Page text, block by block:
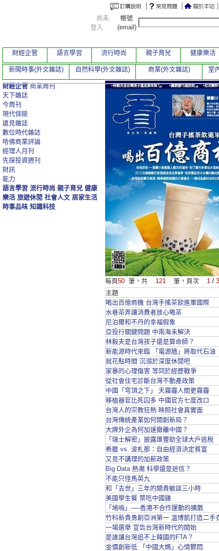
每頁50 筆，共 121 筆，頁次 1 /
主題
喝出百億商機 台灣手搖茶飲進軍國際
水巷茶弄讓消費者放心喝茶
尼泊爾和不丹的幸福假象
亞投行關鍵問題 中南海未解決
林毅夫是台灣孩子還是算命師？
新能源時代來臨 「電源牆」將取代石油
就花點時間 沉溺於深度休閒吧
家暴的心理傷害 等同於經歷戰爭
從社會住宅診斷台灣不動產政策
中國「穹頂之下」 天霧霾人間更霧霾
移植器官比死囚多 中國官方七度改口
台灣人的宗教狂熱 映照社會真實面
台灣傳統產業如何開創新局？
大牌外企為何加速撤離中國？
「瑞士解密」披露匯豐助全球大戶逃稅
希臘 vs. 波札那：自由經濟決定貧富
又見不講理的加薪政策
Big Data 熱潮 科學還是迷信？
不能只怪馬英九
和「去世」三年的關貴敏談三小時
美國學生餐 禁吃中國雞
「鳩嗚」──香港不合作運動的擴散
竹科新貴勇創亞洲第一 溫博凱打造二手
一場選舉 宣告台灣新時代的開始
是誰讓台灣追不上韓國的FTA？
金價創新低 「中國大媽」心情鬱悶
財經企管 商業周刊
天下雜誌
今周刊
現代保險
遠見雜誌
數位時代雜誌
哈佛商業評論
經理人月刊
先探投資週刊
財訊
能力
語言學習 流行時尚 親子育兒 健康
樂活 旅遊休閒 社會人文 居家生活
時事品味 知識科技
尚未
登入
帳號
(email)
財經企管 語言學習 流行時尚 親子育兒 健康樂活
新聞時事(外文雜誌) 自然科學(外文雜誌) 商業(外文雜誌) 室